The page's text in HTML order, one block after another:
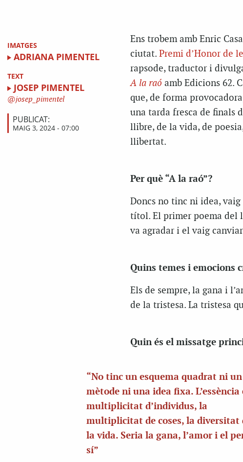
IMATGES
ADRIANA PIMENTEL
TEXT
JOSEP PIMENTEL
josep_pimentel
PUBLICAT:
MAIG 3, 2024 - 07:00
Ens trobem amb Enric
ciutat. Premi d’Honor de
rapsode, traductor i
A la raó amb Edicions 62.
que, de forma
una tarda fresca de finals
llibre, de la vida, de
llibertat.
Per què “A la raó”?
Doncs no tinc ni idea,
títol. El primer poema del
va agradar i el vaig
Quins temes i emocions
Els de sempre, la gana i
de la tristesa. La tristesa
Quin és el missatge
“No tinc un esquema quadrat ni un
mètode ni una idea fixa. L’essència
multiplicitat d’individus, la
multiplicitat de coses, la diversitat
la vida. Seria la gana, l’amor i el
sí”